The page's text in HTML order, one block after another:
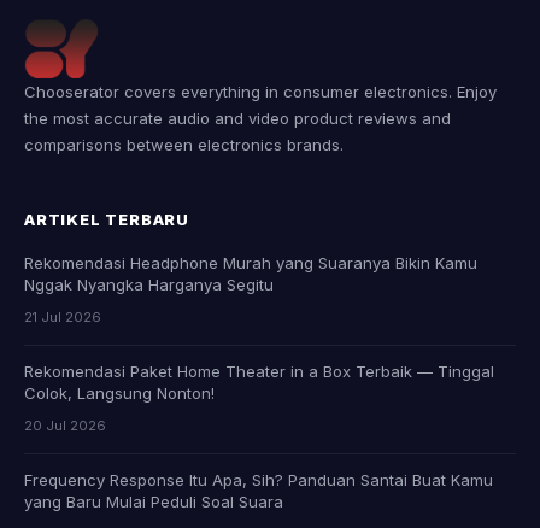
Chooserator covers everything in consumer electronics. Enjoy
the most accurate audio and video product reviews and
comparisons between electronics brands.
ARTIKEL TERBARU
Rekomendasi Headphone Murah yang Suaranya Bikin Kamu
Nggak Nyangka Harganya Segitu
21 Jul 2026
Rekomendasi Paket Home Theater in a Box Terbaik — Tinggal
Colok, Langsung Nonton!
20 Jul 2026
Frequency Response Itu Apa, Sih? Panduan Santai Buat Kamu
yang Baru Mulai Peduli Soal Suara